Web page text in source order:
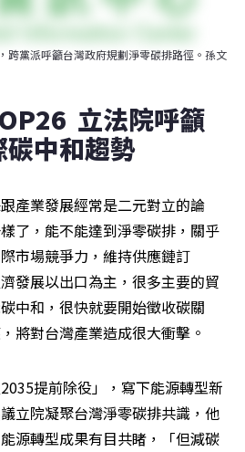
跨黨派呼籲台灣政府規劃淨零碳排路徑。孫文
立法院呼籲
中和趨勢
產業發展經常是二元對立的論
了，能不能達到淨零碳排，關乎
市場競爭力，維持供應鏈訂
發展以出口為主，很多主要的貿
中和，很快就要開始徵收碳關
將對台灣產業造成很大衝擊。
提前除役」，寫下能源轉型新
立院凝聚台灣淨零碳排共識，他
源轉型成果有目共睹，「但減碳